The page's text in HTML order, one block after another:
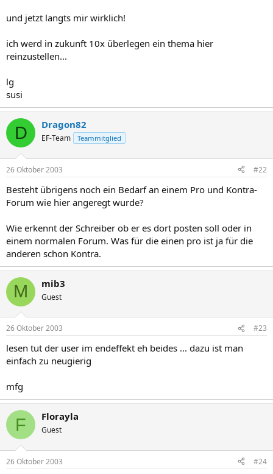
und jetzt langts mir wirklich!
ich werd in zukunft 10x überlegen ein thema hier
reinzustellen...
lg
susi
D Dragon82
EF-Team Teammitglied
26 Oktober 2003 #22
Besteht übrigens noch ein Bedarf an einem Pro und Kontra-
Forum wie hier angeregt wurde?
Wie erkennt der Schreiber ob er es dort posten soll oder in
einem normalen Forum. Was für die einen pro ist ja für die
anderen schon Kontra.
M mib3
Guest
26 Oktober 2003 #23
lesen tut der user im endeffekt eh beides ... dazu ist man
einfach zu neugierig
mfg
F Florayla
Guest
26 Oktober 2003 #24